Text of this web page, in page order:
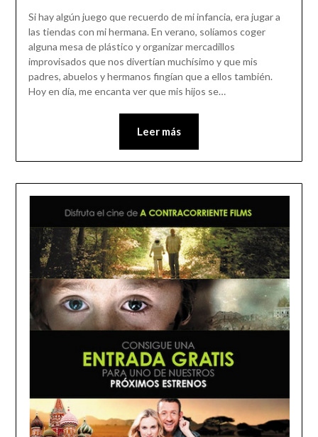
Si hay algún juego que recuerdo de mi infancia, era jugar a
las tiendas con mi hermana. En verano, solíamos coger
alguna mesa de plástico y organizar mercadillos
improvisados que nos divertían muchísimo y que mis
padres, abuelos y hermanos fingían que a ellos también.
Hoy en día, me encanta ver que mis hijos se…
Leer más